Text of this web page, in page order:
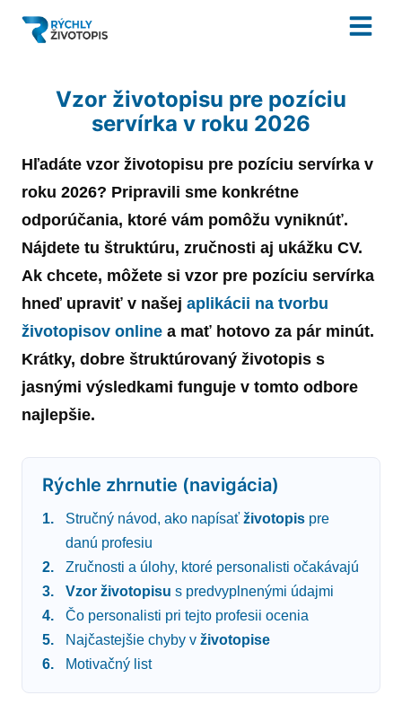
Vzor životopisu pre pozíciu
servírka v roku 2026
Hľadáte vzor životopisu pre pozíciu servírka v
roku 2026? Pripravili sme konkrétne
odporúčania, ktoré vám pomôžu vyniknúť.
Nájdete tu štruktúru, zručnosti aj ukážku CV.
Ak chcete, môžete si vzor pre pozíciu servírka
hneď upraviť v našej aplikácii na tvorbu
životopisov online a mať hotovo za pár minút.
Krátky, dobre štruktúrovaný životopis s
jasnými výsledkami funguje v tomto odbore
najlepšie.
Rýchle zhrnutie (navigácia)
Stručný návod, ako napísať životopispre
danú profesiu
Zručnosti a úlohy, ktoré personalisti očakávajú
Vzor životopisu s predvyplnenými údajmi
Čo personalisti pri tejto profesii ocenia
Najčastejšie chyby v životopise
Motivačný list